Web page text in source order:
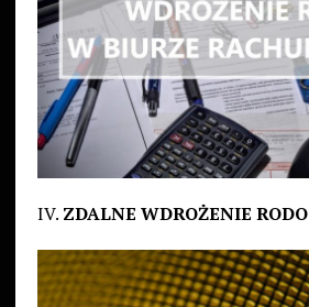
IV. ZDALNE WDROŻENIE RODO